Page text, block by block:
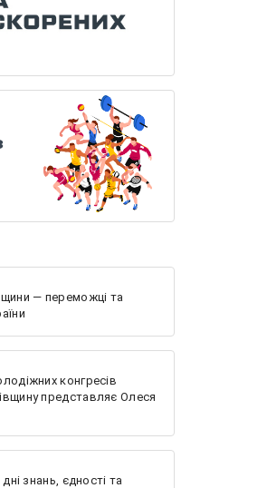
— переможці та
конгресів
представляє Олеся
знань, єдності та